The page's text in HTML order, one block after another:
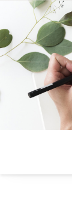
contenu